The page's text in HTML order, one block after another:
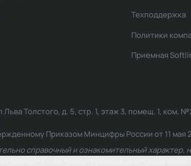
Техподдержка
Политики
Приемная
Толстого, д. 5, стр. 1, этаж 3, помещ. 1, ком.
Приказом Минцифры России от 11 мая
справочный и ознакомительный